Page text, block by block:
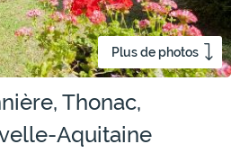
Plus de photos
Thonac,
Aquitaine